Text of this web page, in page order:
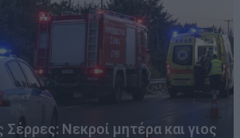
Σέρρες: Νεκροί μητέρα και γιος